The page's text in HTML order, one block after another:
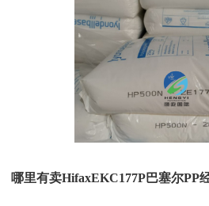
哪里有卖HifaxEKC177P巴塞尔PP